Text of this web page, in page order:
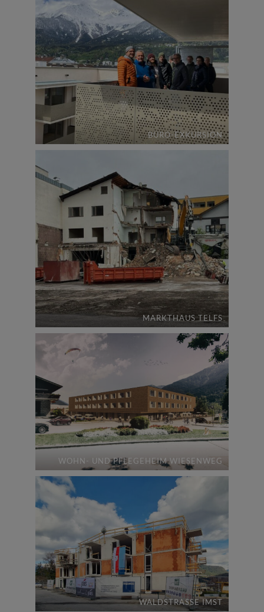
BÜRO-EXKURSION
MARKTHAUS TELFS
WOHN- UND PFLEGEHEIM WIESENWEG
WALDSTRASSE IMST